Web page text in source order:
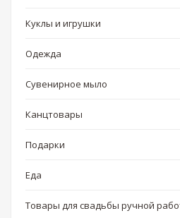
Куклы и игрушки
Одежда
Сувенирное мыло
Канцтовары
Подарки
Еда
Товары для свадьбы ручной